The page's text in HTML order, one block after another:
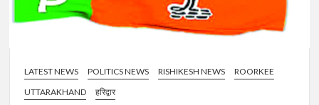
को
सौंपा
LATEST NEWS POLITICS NEWS RISHIKESH NEWS
ROORKEE
UTTARAKHAND
हरिद्वार